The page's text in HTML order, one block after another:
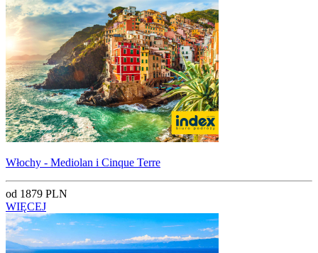
Włochy - Mediolan i Cinque Terre
od 1879 PLN
WIĘCEJ